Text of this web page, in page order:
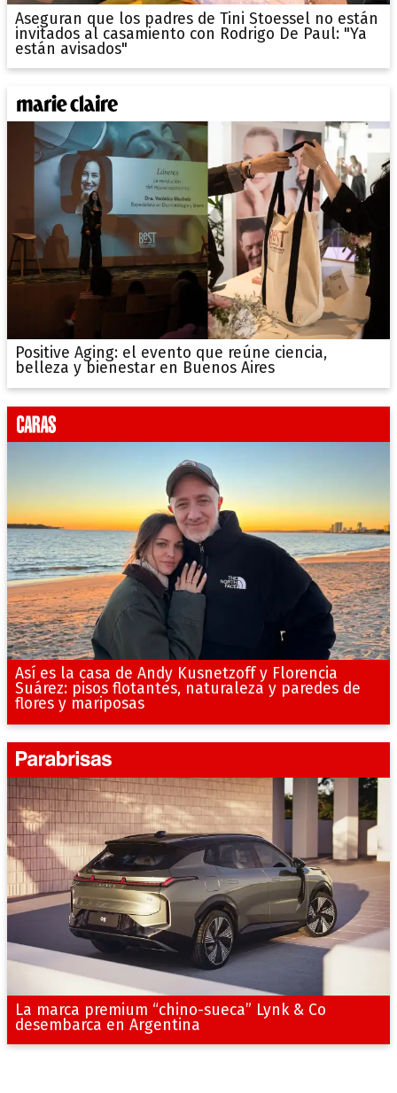
Aseguran que los padres de Tini Stoessel no están
invitados al casamiento con Rodrigo De Paul: "Ya
están avisados"
Positive Aging: el evento que reúne ciencia,
belleza y bienestar en Buenos Aires
Así es la casa de Andy Kusnetzoff y Florencia
Suárez: pisos flotantes, naturaleza y paredes de
flores y mariposas
La marca premium “chino-sueca” Lynk & Co
desembarca en Argentina